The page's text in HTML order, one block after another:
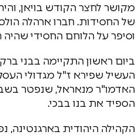
מקושר לחצר הקודש בויאן,
של החסידות. חברו ארהלה
וסיפר על הלוחם החסידי שהיה
ביום ראשון התקיימה בבני
העשיל שפירא ז"ל מגדולי
האדמו"ר מנאראל, שנפטר
הספיד את בנו בבכי.
הקהילה היהודית